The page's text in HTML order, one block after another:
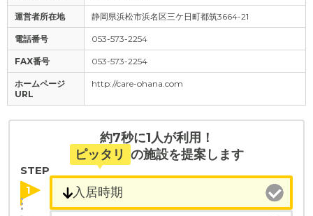
運営者所在地 静岡県浜松市浜名区三ケ日町都筑3664-21
電話番号 053-573-2254
FAX番号 053-573-2254
ホームページ
URL
http://care-ohana.com
約7秒に1人が利用！
ピッタリ の施設を提案します
STEP
1